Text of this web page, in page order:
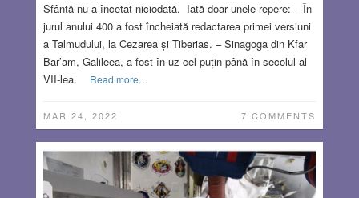
Sfântă nu a încetat niciodată. Iată doar unele repere: – În
jurul anului 400 a fost încheiată redactarea primei versiuni
a Talmudului, la Cezarea și Tiberias. – Sinagoga din Kfar
Bar’am, Galileea, a fost în uz cel puțin până în secolul al
VII-lea.
Read more…
MAR 24, 2022 7 COMMENTS